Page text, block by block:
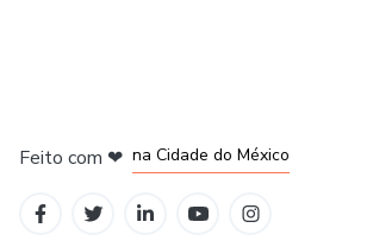
Feito com ❤ na Cidade do México